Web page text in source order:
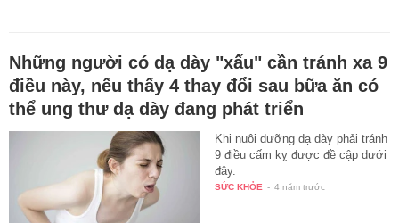
Những người có dạ dày "xấu" cần tránh xa 9
điều này, nếu thấy 4 thay đổi sau bữa ăn có
thể ung thư dạ dày đang phát triển
Khi nuôi dưỡng dạ dày phải tránh
9 điều cấm kỵ được đề cập dưới
đây.
SỨC KHỎE - 4 năm trước